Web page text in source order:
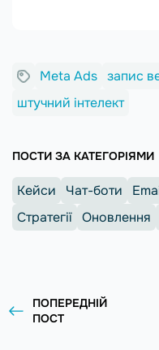
Meta Ads запис
штучний інтелект
ПОСТИ ЗА КАТЕГОРІЯМИ
Кейси Чат-боти
Стратегії Оновлення
ПОПЕРЕДНІЙ
ПОСТ